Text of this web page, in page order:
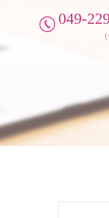
049-